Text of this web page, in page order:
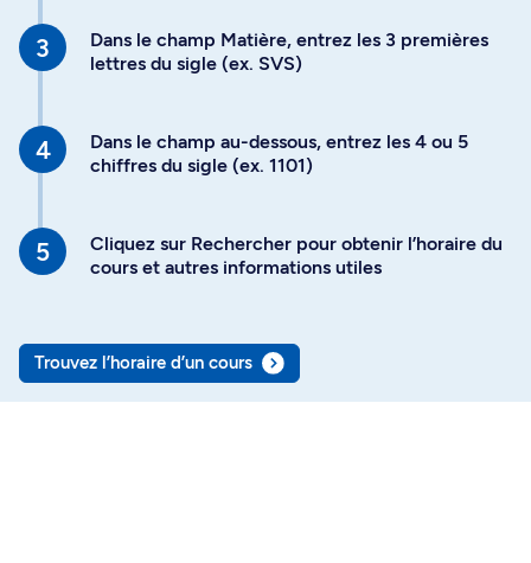
Dans le champ Matière, entrez les 3 premières
lettres du sigle (ex. SVS)
Dans le champ au-dessous, entrez les 4 ou 5
chiffres du sigle (ex. 1101)
Cliquez sur Rechercher pour obtenir l’horaire du
cours et autres informations utiles
Trouvez l’horaire d’un cours